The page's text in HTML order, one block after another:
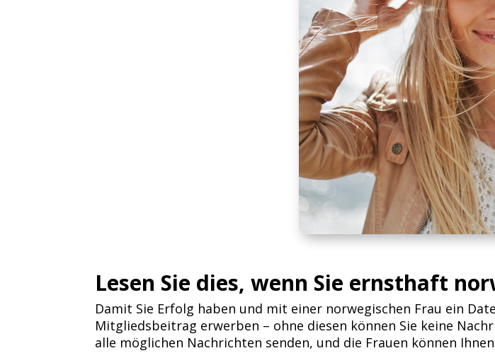
Lesen Sie dies, wenn Sie ernsthaft
Damit Sie Erfolg haben und mit einer norwegischen Frau ein
Mitgliedsbeitrag erwerben – ohne diesen können Sie keine
alle möglichen Nachrichten senden, und die Frauen können